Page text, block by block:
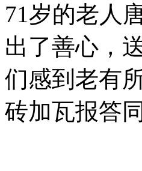
71岁的老人
出了善心，
们感到老有
砖加瓦报答同